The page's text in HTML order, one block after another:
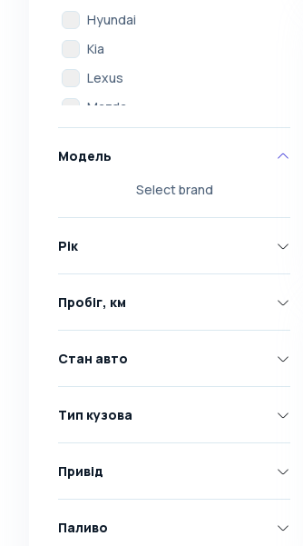
Hyundai
Kia
Lexus
Mazda
Mitsubishi
Opel
Skoda
Volkswagen
Abarth
AC
Acura
Модель
Select brand
Рік
Пробіг, км
Стан авто
Тип кузова
Привід
Паливо